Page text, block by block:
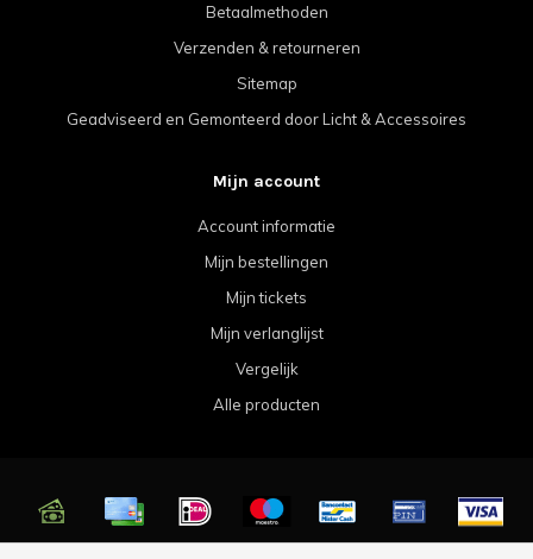
Betaalmethoden
Verzenden & retourneren
Sitemap
Geadviseerd en Gemonteerd door Licht & Accessoires
Mijn account
Account informatie
Mijn bestellingen
Mijn tickets
Mijn verlanglijst
Vergelijk
Alle producten